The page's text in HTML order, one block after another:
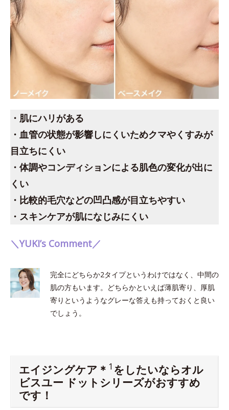
・肌にハリがある
・血管の状態が影響しにくいためクマやくすみが
目立ちにくい
・体調やコンディションによる肌色の変化が出に
くい
・比較的毛穴などの凹凸感が目立ちやすい
・スキンケアが肌になじみにくい
＼YUKI’s Comment／
完全にどちらか2タイプというわけではなく、中間の
肌の方もいます。どちらかといえば薄肌寄り、厚肌
寄りというようなグレーな答えも持っておくと良い
でしょう。
エイジングケア＊ 1 をしたいならオル
ビスユー ドットシリーズがおすすめ
です！